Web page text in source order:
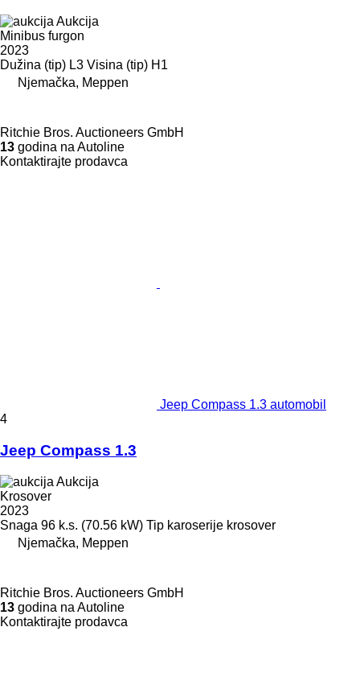
Aukcija
Minibus furgon
2023
Dužina (tip) L3 Visina (tip) H1
Njemačka, Meppen
Ritchie Bros. Auctioneers GmbH
13 godina na Autoline
Kontaktirajte prodavca
Jeep Compass 1.3 automobil
4
Jeep Compass 1.3
Aukcija
Krosover
2023
Snaga 96 k.s. (70.56 kW) Tip karoserije krosover
Njemačka, Meppen
Ritchie Bros. Auctioneers GmbH
13 godina na Autoline
Kontaktirajte prodavca